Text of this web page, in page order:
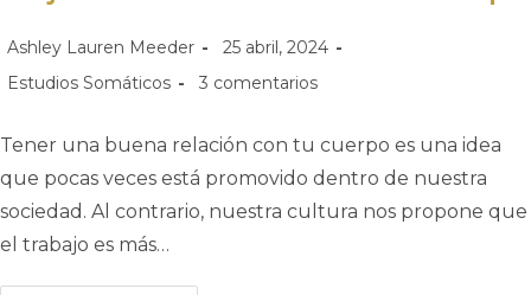
Ashley Lauren Meeder
25 abril, 2024
Estudios Somáticos
3 comentarios
Tener una buena relación con tu cuerpo es una idea
que pocas veces está promovido dentro de nuestra
sociedad. Al contrario, nuestra cultura nos propone que
el trabajo es más…